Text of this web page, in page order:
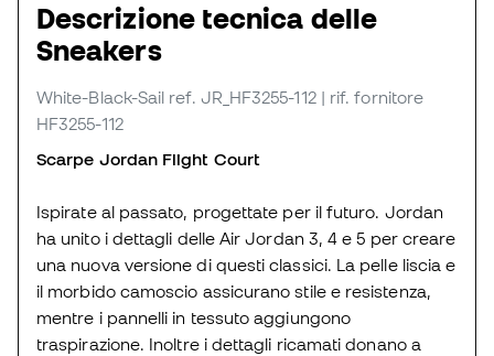
Descrizione tecnica delle
Sneakers
White-Black-Sail ref. JR_HF3255-112 | rif. fornitore
HF3255-112
Scarpe Jordan Flight Court
Ispirate al passato, progettate per il futuro. Jordan
ha unito i dettagli delle Air Jordan 3, 4 e 5 per creare
una nuova versione di questi classici. La pelle liscia e
il morbido camoscio assicurano stile e resistenza,
mentre i pannelli in tessuto aggiungono
traspirazione. Inoltre i dettagli ricamati donano a